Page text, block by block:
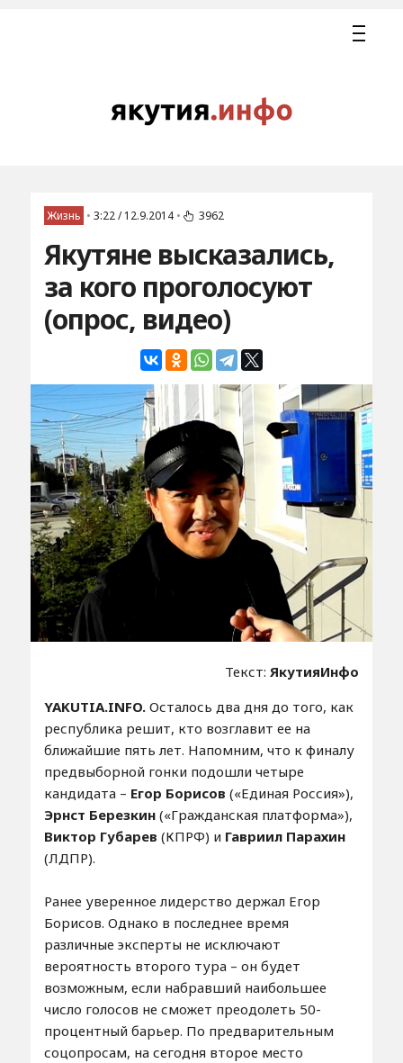
Жизнь • 3:22 / 12.9.2014 • 3962
Якутяне высказались,
за кого проголосуют
(опрос, видео)
Текст: ЯкутияИнфо
YAKUTIA.INFO. Осталось два дня до того, как
республика решит, кто возглавит ее на
ближайшие пять лет. Напомним, что к финалу
предвыборной гонки подошли четыре
кандидата – Егор Борисов («Единая Россия»),
Эрнст Березкин(«Гражданская платформа»),
Виктор Губарев (КПРФ) и Гавриил Парахин
(ЛДПР).
Ранее уверенное лидерство держал Егор
Борисов. Однако в последнее время
различные эксперты не исключают
вероятность второго тура – он будет
возможным, если набравший наибольшее
число голосов не сможет преодолеть 50-
процентный барьер. По предварительным
соцопросам, на сегодня второе место